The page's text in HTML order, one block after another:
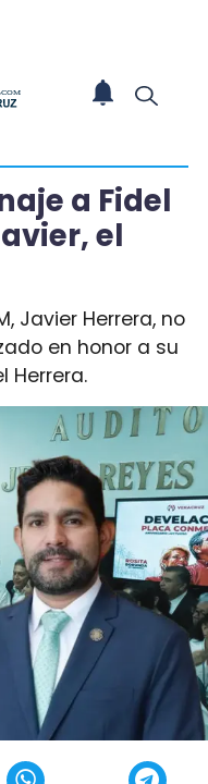
a Fidel
el
Javier Herrera, no
en honor a su
Herrera.